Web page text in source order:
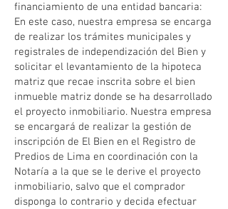
financiamiento de una entidad bancaria:
En este caso, nuestra empresa se encarga
de realizar los trámites municipales y
registrales de independización del Bien y
solicitar el levantamiento de la hipoteca
matriz que recae inscrita sobre el bien
inmueble matriz donde se ha desarrollado
el proyecto inmobiliario. Nuestra empresa
se encargará de realizar la gestión de
inscripción de El Bien en el Registro de
Predios de Lima en coordinación con la
Notaría a la que se le derive el proyecto
inmobiliario, salvo que el comprador
disponga lo contrario y decida efectuar